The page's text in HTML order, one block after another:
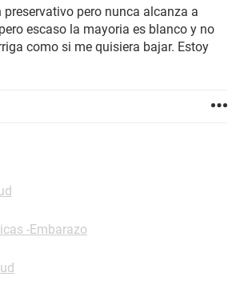
pero nunca alcanza a
escaso la mayoria es blanco y no
como si me quisiera bajar. Estoy
-Embarazo